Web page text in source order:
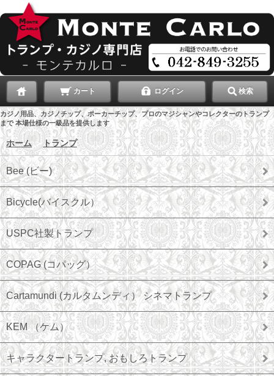
カート ログイン 検索
カジノ用品、カジノチップ、ポーカーチップ、プロのマジシャンやコレクターのトランプ
まで 本場仕様の一級品を提供します
ホーム ＞ トランプ
Bee (ビー)
Bicycle(バイスクル）
USPC社製トランプ
COPAG (コパッグ）
Cartamundi (カルタムンディ） シネマトランプ
KEM （ケム）
キャラクタートランプ, おもしろトランプ